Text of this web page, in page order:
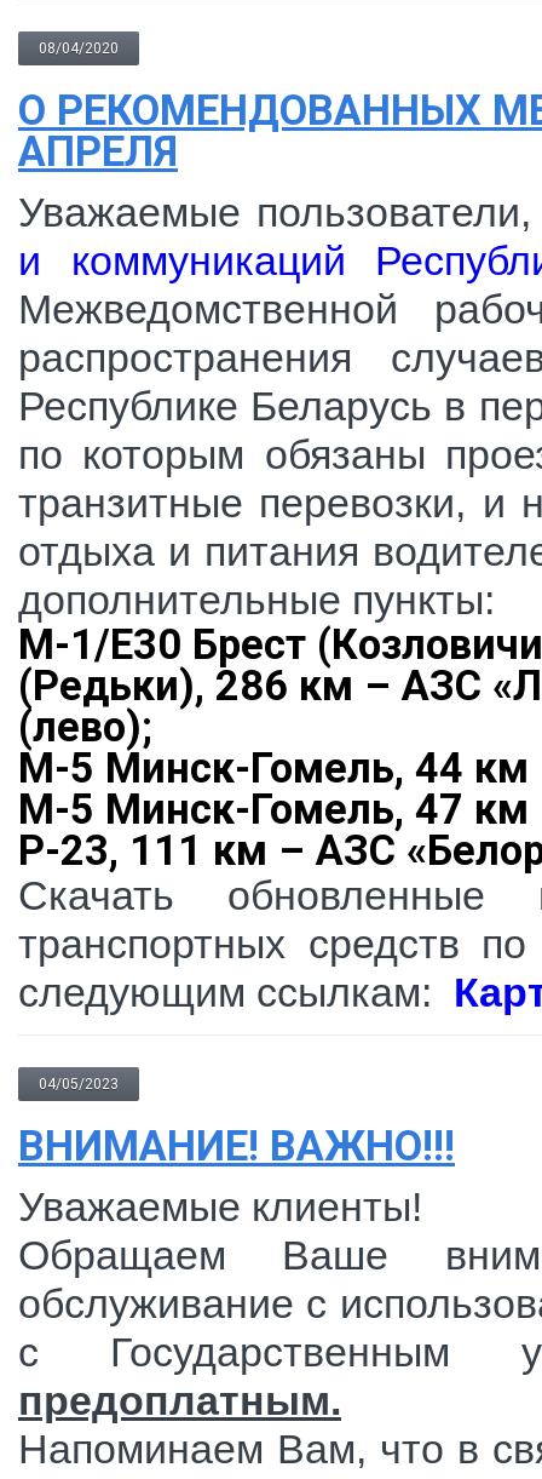
08/04/2020
О РЕКОМЕНДОВАННЫХ
АПРЕЛЯ
Уважаемые
и коммуникаций
Межведомственной
распространения
Республике Беларусь в
по которым обязаны
транзитные перевозки, и
отдыха и питания
дополнительные пункты:
М-1/Е30 Брест
(Редьки), 286 км – АЗС
(лево);
М-5 Минск-Гомель, 44 км
М-5 Минск-Гомель, 47 км
Р-23, 111 км – АЗС
Скачать обновленные
транспортных средств
следующим ссылкам:
04/05/2023
ВНИМАНИЕ! ВАЖНО!!!
Уважаемые клиенты!
Обращаем Ваше
обслуживание с
с Государственным
предоплатным.
Напоминаем Вам, что в